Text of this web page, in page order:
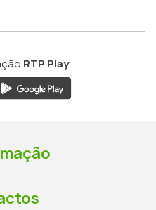
RTP Play